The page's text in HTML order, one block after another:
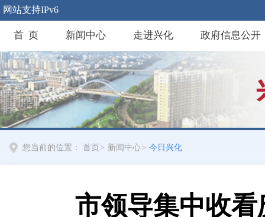
网站支持IPv6
首 页 新闻中心 走进兴化 政府信息公开
您当前的位置： 首页 > 新闻中心> 今日兴化
市领导集中收